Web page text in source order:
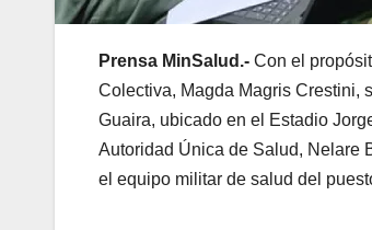
Prensa MinSalud.- Con el
Colectiva, Magda Magris Crestini,
Guaira, ubicado en el Estadio
Autoridad Única de Salud, Nelare
el equipo militar de salud del